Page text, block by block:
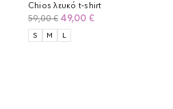
Chios λευκό t-shirt
59,00€ Original
price
was:
49,00 €Η
S M L